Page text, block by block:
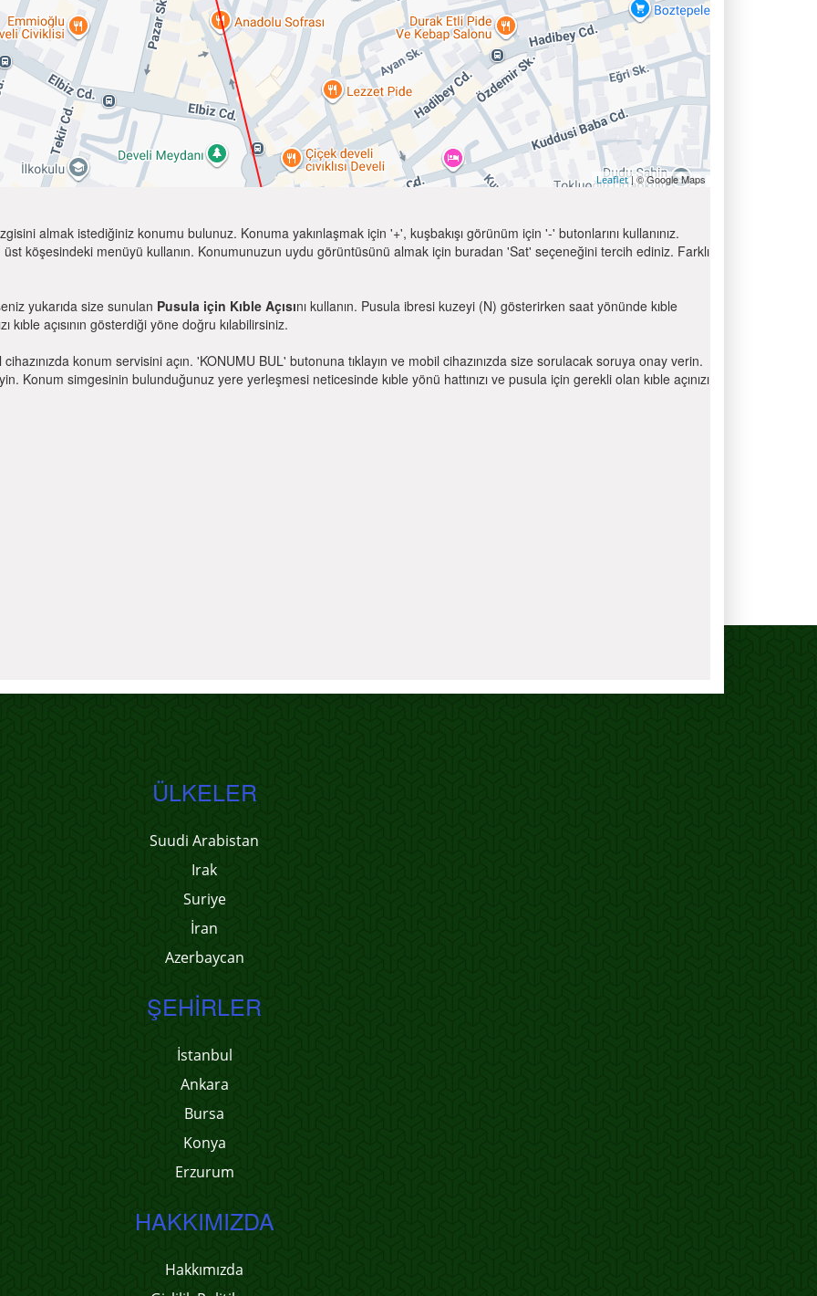
Leaflet| © Google Maps
almak istediğiniz konumu bulunuz. Konuma yakınlaşmak için '+', kuşbakışı görünüm için '-' butonlarını kullanınız.
köşesindeki menüyü kullanın. Konumunuzun uydu görüntüsünü almak için buradan 'Sat' seçeneğini tercih ediniz. Farklı
yukarıda size sunulan Pusula için Kıble Açısını kullanın. Pusula ibresi kuzeyi (N) gösterirken saat yönünde kıble
kıble açısının gösterdiği yöne doğru kılabilirsiniz.
konum servisini açın. 'KONUMU BUL' butonuna tıklayın ve mobil cihazınızda size sorulacak soruya onay verin.
Konum simgesinin bulunduğunuz yere yerleşmesi neticesinde kıble yönü hattınızı ve pusula için gerekli olan kıble açınızı
ÜLKELER
Suudi Arabistan
Irak
Suriye
İran
Azerbaycan
ŞEHIRLER
İstanbul
Ankara
Bursa
Konya
Erzurum
HAKKIMIZDA
Hakkımızda